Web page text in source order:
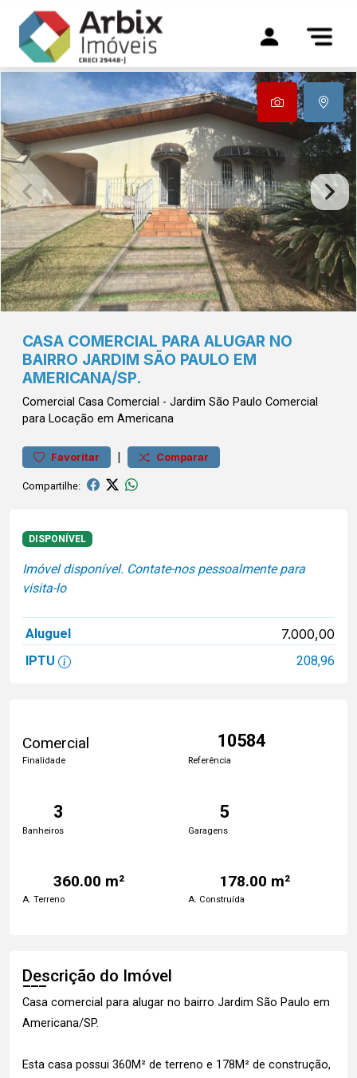
CASA COMERCIAL PARA ALUGAR NO
BAIRRO JARDIM SÃO PAULO EM
AMERICANA/SP.
Comercial Casa Comercial - Jardim São Paulo Comercial
para Locação em Americana
Favoritar | Comparar
Compartilhe:
DISPONÍVEL
Imóvel disponível. Contate-nos pessoalmente para
visita-lo
Aluguel 7.000,00
IPTU 208,96
Comercial
Finalidade
10584
Referência
3
Banheiros
5
Garagens
360.00 m²
A. Terreno
178.00 m²
A. Construída
Descrição do Imóvel
Casa comercial para alugar no bairro Jardim São Paulo em
Americana/SP.
Esta casa possui 360M² de terreno e 178M² de construção,